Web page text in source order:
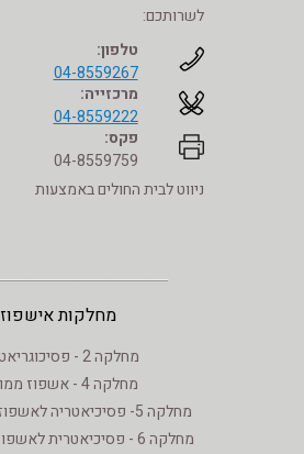
לשרותכם:
טלפון:
04-8559267
מרכזייה:
04-8559222
פקס:
04-8559759
ניווט לבית החולים באמצעות
מחלקות אישפוז
מחלקה 2 - פסיכוגריאטריה
מחלקה 4 - אשפוז ממושך
מחלקה 5- פסיכיאטריה לאשפוז במצב פעיל
מחלקה 6 - פסיכיאטרית לאשפוז במצב פעיל